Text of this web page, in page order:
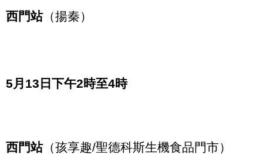
西門站（揚秦）
5月13日下午2時至4時
西門站（孩享趣/聖德科斯生機食品門市）